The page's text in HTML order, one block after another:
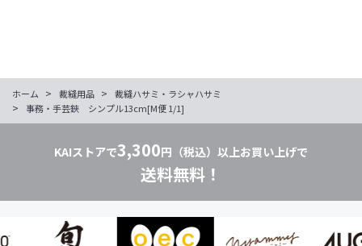
ホーム > 裁縫用品 > 裁縫ハサミ・ラシャハサミ
> 事務・手芸鋏 シンプル13cm[M便 1/1]
KAIストアで3,300円（税込）以上お買い上げで
送料無料！